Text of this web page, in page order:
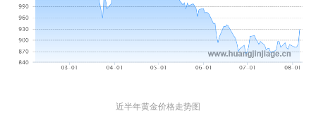
近半年黄金价格走势图